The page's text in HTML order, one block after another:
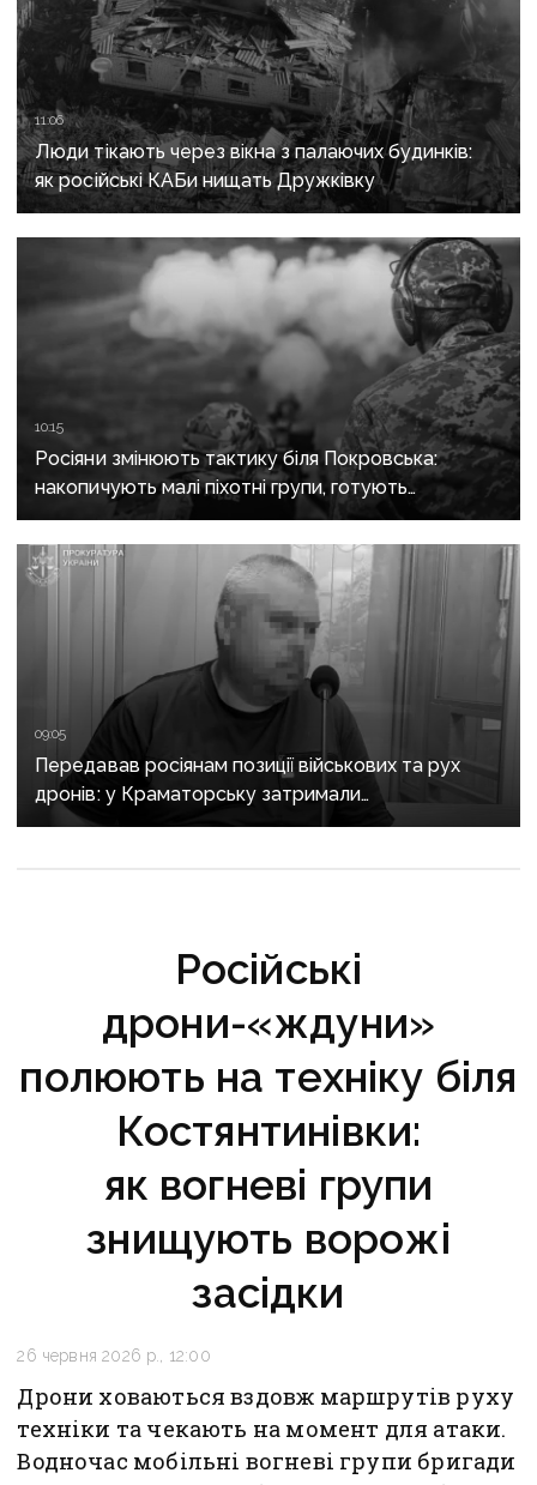
11:06
Люди тікають через вікна з палаючих будинків:
як російські КАБи нищать Дружківку
10:15
Росіяни змінюють тактику біля Покровська:
накопичують малі піхотні групи, готують
бронештурми та намагаються перерізати
логістику
09:05
Передавав росіянам позиції військових та рух
дронів: у Краматорську затримали
адміністратора Telegram-каналу
Російські
дрони-«ждуни»
полюють на техніку біля
Костянтинівки:
як вогневі групи
знищують ворожі
засідки
26 червня 2026 р., 12:00
Дрони ховаються вздовж маршрутів руху
техніки та чекають на момент для атаки.
Водночас мобільні вогневі групи бригади